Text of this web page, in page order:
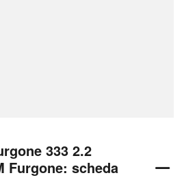
333 2.2
Furgone: scheda